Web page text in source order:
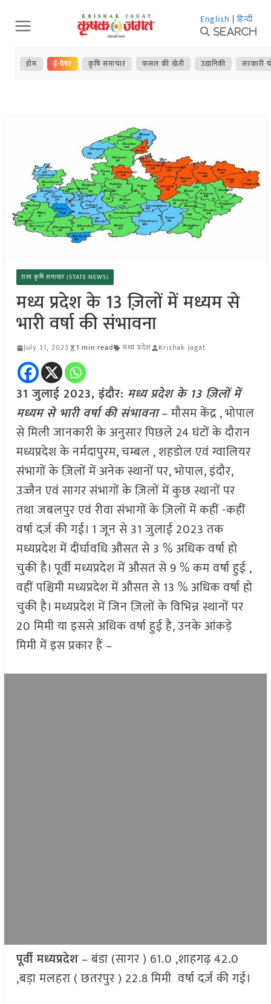
Skip
to
content
English | हिन्दी
Search
होम ई-पेपर कृषि समाचार फसल की खेती उद्यानिकी सरकारी
राज्य कृषि समाचार (STATE NEWS)
मध्य प्रदेश के 13 ज़िलों में मध्यम से
भारी वर्षा की संभावना
July 31, 2023 1 min read मध्य प्रदेश Krishak Jagat
31 जुलाई 2023, इंदौर: मध्य प्रदेश के 13 ज़िलों में
मध्यम से भारी वर्षा की संभावना– मौसम केंद्र , भोपाल
से मिली जानकारी के अनुसार पिछले 24 घंटों के दौरान
मध्यप्रदेश के नर्मदापुरम, चम्बल , शहडोल एवं ग्वालियर
संभागों के ज़िलों में अनेक स्थानों पर, भोपाल, इंदौर,
उज्जैन एवं सागर संभागों के ज़िलों में कुछ स्थानों पर
तथा जबलपुर एवं रीवा संभागों के ज़िलों में कहीं -कहीं
वर्षा दर्ज़ की गई। 1 जून से 31 जुलाई 2023 तक
मध्यप्रदेश में दीर्घावधि औसत से 3 % अधिक वर्षा हो
चुकी है। पूर्वी मध्यप्रदेश में औसत से 9 % कम वर्षा हुई ,
वहीं पश्चिमी मध्यप्रदेश में औसत से 13 % अधिक वर्षा हो
चुकी है। मध्यप्रदेश में जिन ज़िलों के विभिन्न स्थानों पर
20 मिमी या इससे अधिक वर्षा हुई है, उनके आंकड़े
मिमी में इस प्रकार हैं –
पूर्वी मध्यप्रदेश – बंडा (सागर ) 61.0 ,शाहगढ़ 42.0
,बड़ा मलहरा ( छतरपुर ) 22.8 मिमी वर्षा दर्ज़ की गई।